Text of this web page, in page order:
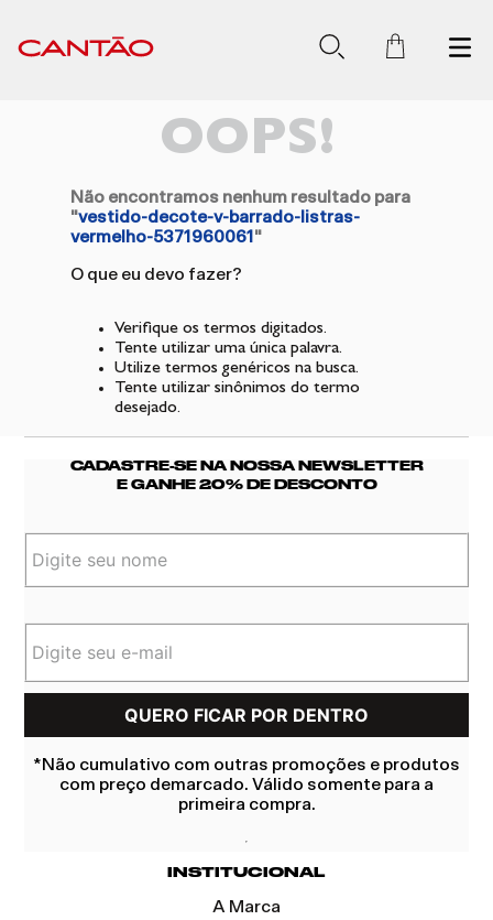
OOPS!
Não encontramos nenhum resultado para
"vestido-decote-v-barrado-listras-
vermelho-5371960061 "
O que eu devo fazer?
Verifique os termos digitados.
Tente utilizar uma única palavra.
Utilize termos genéricos na busca.
Tente utilizar sinônimos do termo
desejado.
CADASTRE-SE NA NOSSA NEWSLETTER
E GANHE 20% DE DESCONTO
*Não cumulativo com outras promoções e produtos
com preço demarcado. Válido somente para a
primeira compra.
INSTITUCIONAL
A Marca